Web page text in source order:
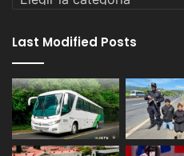
Last Modified Posts